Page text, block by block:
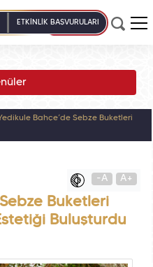
ETKİNLİK BAŞVURULARI
Bahçe’de Sebze Buketleri
-A A+
Buketleri
Buluşturdu